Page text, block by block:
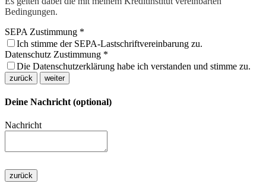
Bedingungen.
SEPA Zustimmung *
Ich stimme der SEPA-Lastschriftvereinbarung zu.
Datenschutz Zustimmung *
Die Datenschutzerklärung habe ich verstanden und stimme zu.
zurück weiter
Deine Nachricht (optional)
Nachricht
zurück